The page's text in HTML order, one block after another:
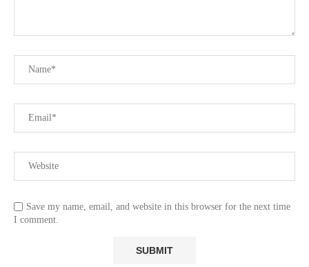
Save my name, email, and website in this browser for the next time
I comment.